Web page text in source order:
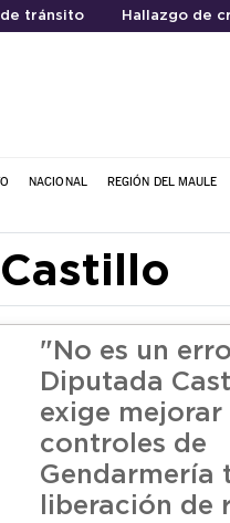
tránsito Hallazgo de
NACIONAL REGIÓN DEL MAULE
"No es un
Diputada
exige mejorar
controles de
Gendarmería
liberación de